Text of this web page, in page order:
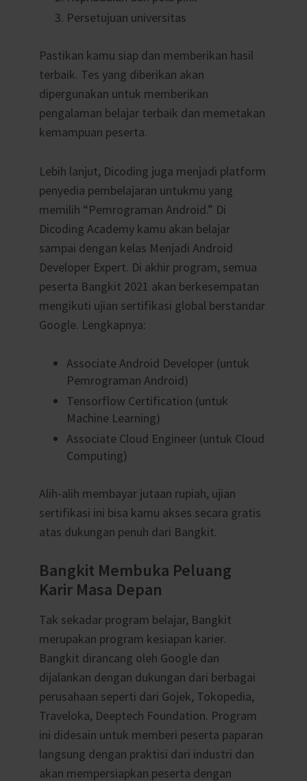
Persetujuan universitas
Pastikan kamu siap dan memberikan hasil
terbaik. Tes yang diberikan akan
dipergunakan untuk memberikan
pengalaman belajar terbaik dan memetakan
kemampuan peserta.
Lebih lanjut, Dicoding juga menjadi platform
penyedia pembelajaran untukmu yang
memilih “Pemrograman Android.” Di
Dicoding Academy kamu akan belajar
sampai dengan kelas Menjadi Android
Developer Expert. Di akhir program, semua
peserta Bangkit 2021 akan berkesempatan
mengikuti ujian sertifikasi global berstandar
Google. Lengkapnya:
Associate Android Developer (untuk
Pemrograman Android)
Tensorflow Certification (untuk
Machine Learning)
Associate Cloud Engineer (untuk Cloud
Computing)
Alih-alih membayar jutaan rupiah, ujian
sertifikasi ini bisa kamu akses secara gratis
atas dukungan penuh dari Bangkit.
Bangkit Membuka Peluang
Karir Masa Depan
Tak sekadar program belajar, Bangkit
merupakan program kesiapan karier.
Bangkit dirancang oleh Google dan
dijalankan dengan dukungan dari berbagai
perusahaan seperti dari Gojek, Tokopedia,
Traveloka, Deeptech Foundation. Program
ini didesain untuk memberi peserta paparan
langsung dengan praktisi dari industri dan
akan mempersiapkan peserta dengan